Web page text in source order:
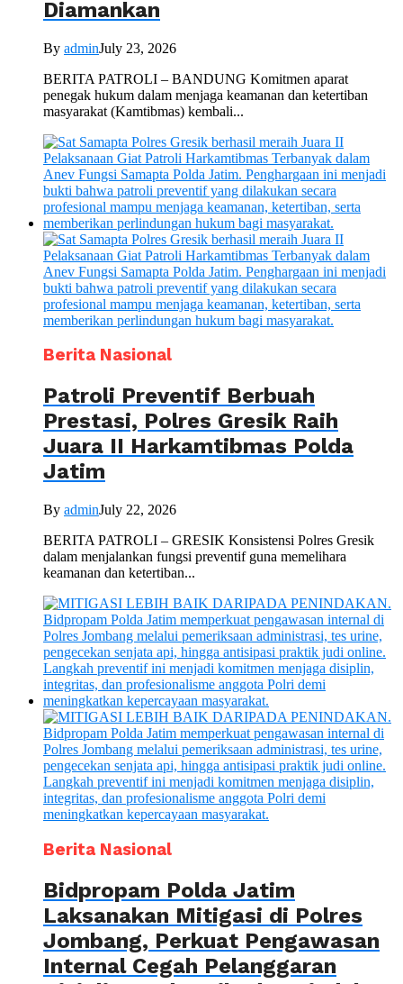
Diamankan
By adminJuly 23, 2026
BERITA PATROLI – BANDUNG Komitmen aparat
penegak hukum dalam menjaga keamanan dan ketertiban
masyarakat (Kamtibmas) kembali...
Berita Nasional
Patroli Preventif Berbuah
Prestasi, Polres Gresik Raih
Juara II Harkamtibmas Polda
Jatim
By adminJuly 22, 2026
BERITA PATROLI – GRESIK Konsistensi Polres Gresik
dalam menjalankan fungsi preventif guna memelihara
keamanan dan ketertiban...
Berita Nasional
Bidpropam Polda Jatim
Laksanakan Mitigasi di Polres
Jombang, Perkuat Pengawasan
Internal Cegah Pelanggaran